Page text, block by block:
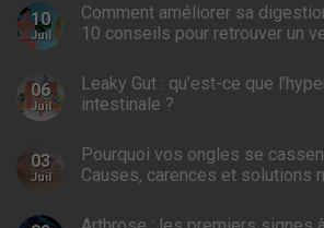
10
Juil
Comment améliorer sa
10 conseils pour retrouver un
06
Juil
Leaky Gut : qu’est-ce que
intestinale ?
03
Juil
Pourquoi vos ongles se
Causes, carences et solutions